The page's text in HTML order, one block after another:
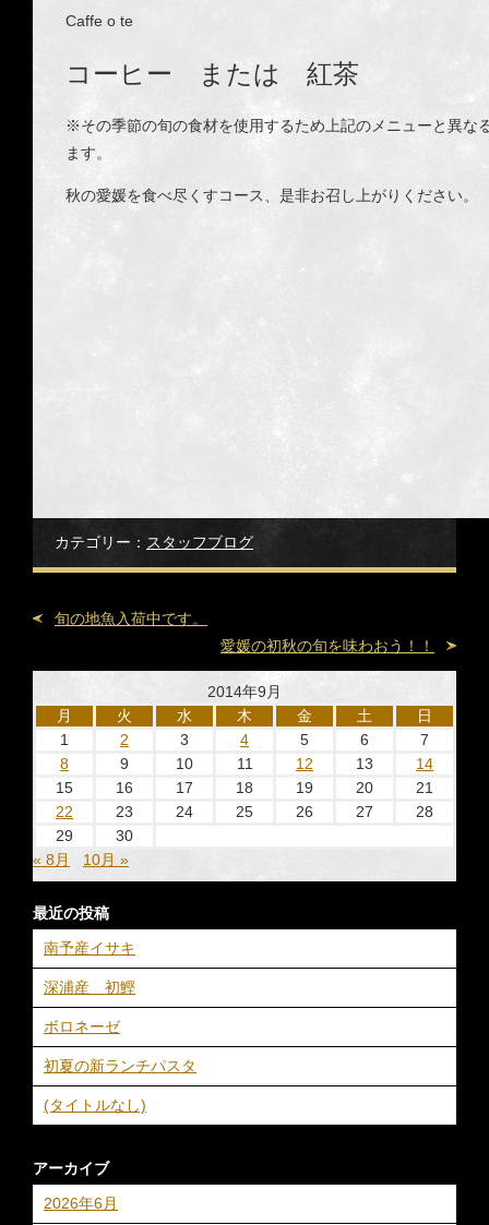
Caffe o te
コーヒー または 紅茶
※その季節の旬の食材を使用するため上記のメニューと異な
ます。
秋の愛媛を食べ尽くすコース、是非お召し上がりください。
カテゴリー： スタッフブログ
旬の地魚入荷中です。
愛媛の初秋の旬を味わおう！！
2014年9月
月
火 水 木 金 土
日
1
2 3 4 5 6
7
8
9 10 11 12 13
14
15
16 17 18 19 20
21
22
23 24 25 26 27
28
29
30
« 8月
10月 »
最近の投稿
南予産イサキ
深浦産 初鰹
ボロネーゼ
初夏の新ランチパスタ
(タイトルなし)
アーカイブ
2026年6月